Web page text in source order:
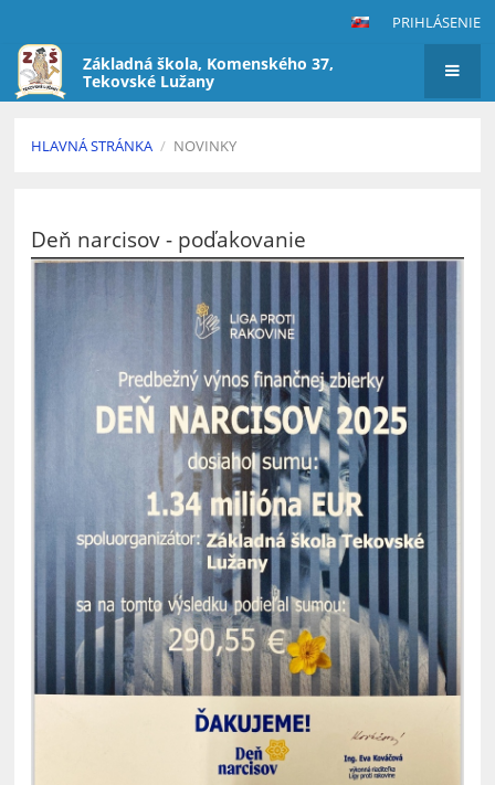
PRIHLÁSENIE
Základná škola, Komenského 37,
Tekovské Lužany
HLAVNÁ STRÁNKA / NOVINKY
Deň narcisov - poďakovanie